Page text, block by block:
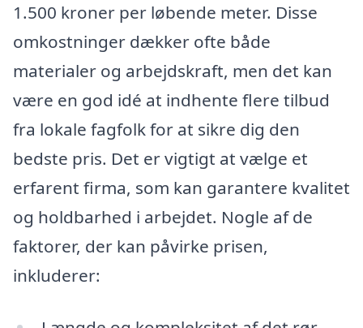
1.500 kroner per løbende meter. Disse
omkostninger dækker ofte både
materialer og arbejdskraft, men det kan
være en god idé at indhente flere tilbud
fra lokale fagfolk for at sikre dig den
bedste pris. Det er vigtigt at vælge et
erfarent firma, som kan garantere kvalitet
og holdbarhed i arbejdet. Nogle af de
faktorer, der kan påvirke prisen,
inkluderer: